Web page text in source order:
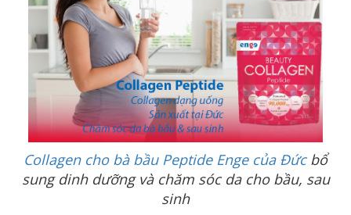
Collagen cho bà bầu Peptide Enge của Đứcbổ
sung dinh dưỡng và chăm sóc da cho bầu, sau
sinh